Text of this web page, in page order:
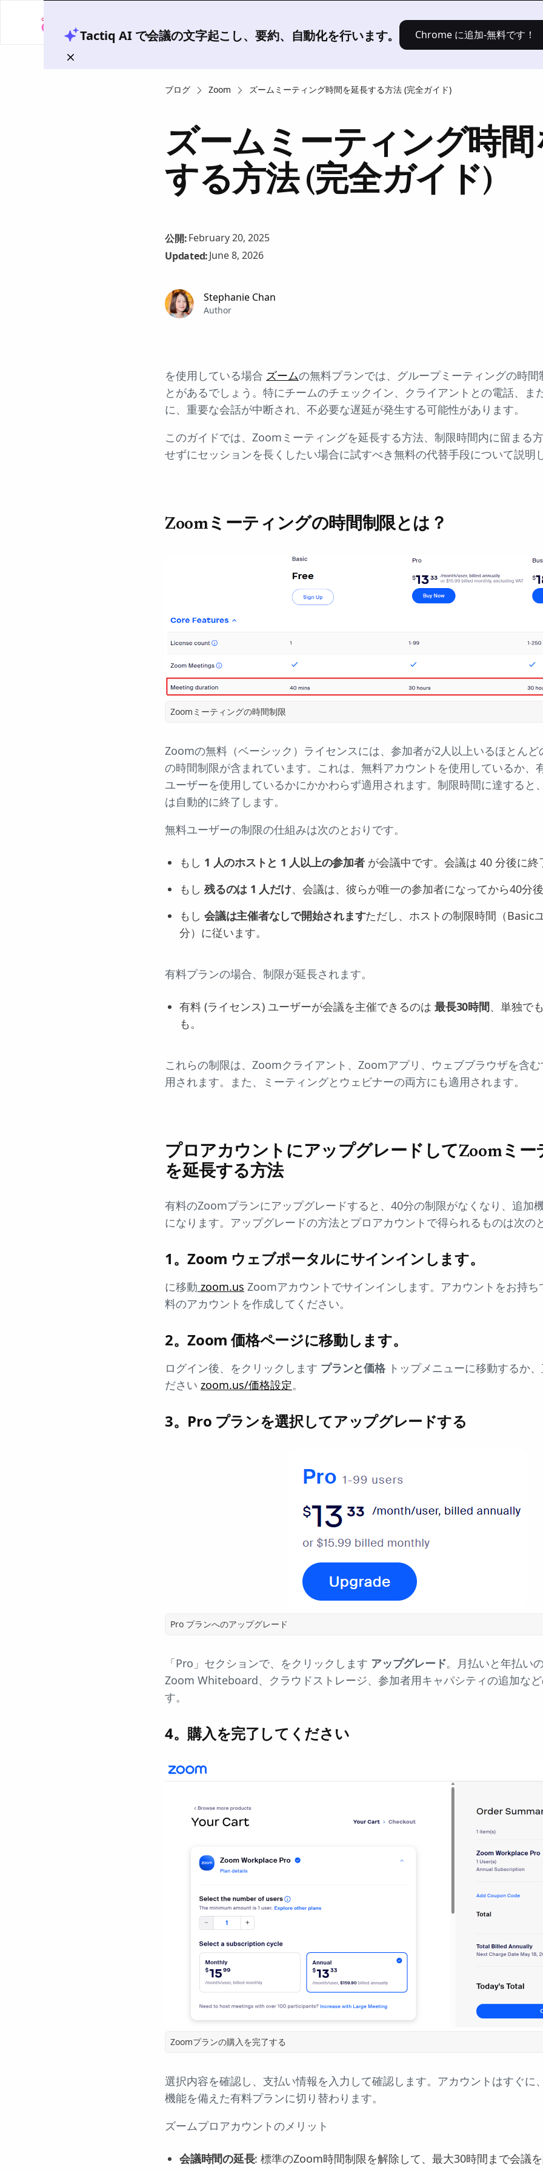
Tactiq AI で会議の文字起こし、要約、自動化を行います。 Chrome に追加-無料です！
ソリューション 価格設定
ブログ Zoom ズームミーティング時間を延長する方法 (完全ガイド)
ズームミーティング時間
する方法 (完全ガイド)
公開:February 20, 2025
Updated:June 8, 2026
Stephanie Chan
Author
を使用している場合 ズームの無料プランでは、グループミーティングの時間
とがあるでしょう。特にチームのチェックイン、クライアントとの電話、ま
に、重要な会話が中断され、不必要な遅延が発生する可能性があります。
このガイドでは、Zoomミーティングを延長する方法、制限時間内に留まる
せずにセッションを長くしたい場合に試すべき無料の代替手段について説明
Zoomミーティングの時間制限とは？
Zoomミーティングの時間制限
Zoomの無料（ベーシック）ライセンスには、参加者が2人以上いるほとん
の時間制限が含まれています。これは、無料アカウントを使用しているか、
ユーザーを使用しているかにかかわらず適用されます。制限時間に達すると
は自動的に終了します。
無料ユーザーの制限の仕組みは次のとおりです。
もし 1 人のホストと 1 人以上の参加者が会議中です。会議は 40 分後に終
もし 残るのは 1 人だけ、会議は、彼らが唯一の参加者になってから40分後
もし 会議は主催者なしで開始されますただし、ホストの制限時間（Basic
分）に従います。
有料プランの場合、制限が延長されます。
有料 (ライセンス) ユーザーが会議を主催できるのは 最長30時間、単独で
も。
これらの制限は、Zoomクライアント、Zoomアプリ、ウェブブラウザを含
用されます。また、ミーティングとウェビナーの両方にも適用されます。
プロアカウントにアップグレードしてZoomミー
を延長する方法
有料のZoomプランにアップグレードすると、40分の制限がなくなり、追加
になります。アップグレードの方法とプロアカウントで得られるものは次の
1。Zoom ウェブポータルにサインインします。
に移動 zoom.us Zoomアカウントでサインインします。アカウントをお持
料のアカウントを作成してください。
2。Zoom 価格ページに移動します。
ログイン後、をクリックします プランと価格トップメニューに移動するか、
ださい zoom.us/価格設定。
3。Pro プランを選択してアップグレードする
Pro プランへのアップグレード
「Pro」セクションで、をクリックします アップグレード。月払いと年払い
Zoom Whiteboard、クラウドストレージ、参加者用キャパシティの追加な
す。
4。購入を完了してください
Zoomプランの購入を完了する
選択内容を確認し、支払い情報を入力して確認します。アカウントはすぐに
機能を備えた有料プランに切り替わります。
ズームプロアカウントのメリット
会議時間の延長: 標準のZoom時間制限を解除して、最大30時間まで会議を